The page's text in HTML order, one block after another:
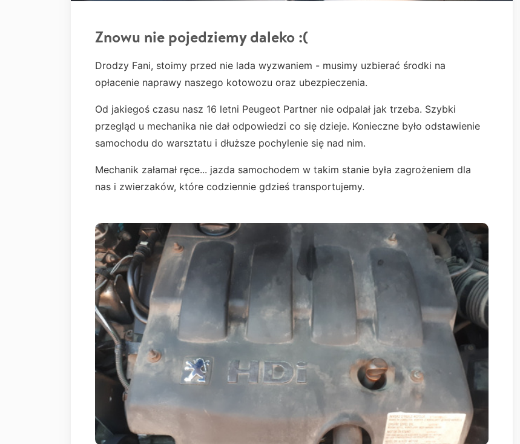
Znowu nie pojedziemy daleko :(
Drodzy Fani, stoimy przed nie lada wyzwaniem - musimy uzbierać środki na
opłacenie naprawy naszego kotowozu oraz ubezpieczenia.
Od jakiegoś czasu nasz 16 letni Peugeot Partner nie odpalał jak trzeba. Szybki
przegląd u mechanika nie dał odpowiedzi co się dzieje. Konieczne było odstawienie
samochodu do warsztatu i dłuższe pochylenie się nad nim.
Mechanik załamał ręce... jazda samochodem w takim stanie była zagrożeniem dla
nas i zwierzaków, które codziennie gdzieś transportujemy.